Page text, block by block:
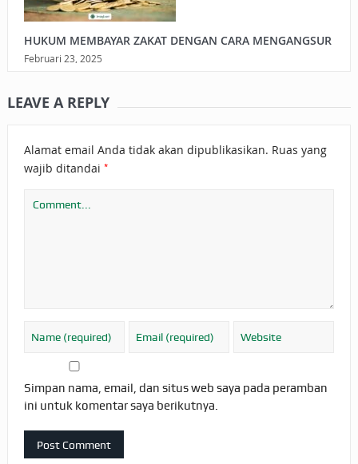
HUKUM MEMBAYAR ZAKAT DENGAN CARA MENGANGSUR
Februari 23, 2025
LEAVE A REPLY
Alamat email Anda tidak akan dipublikasikan. Ruas yang
wajib ditandai *
Simpan nama, email, dan situs web saya pada peramban
ini untuk komentar saya berikutnya.